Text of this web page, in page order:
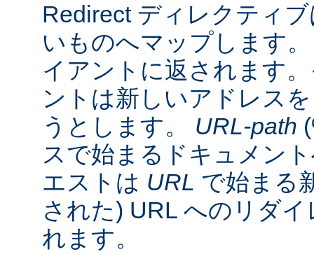
Redirect ディレクティ
いものへマップします
イアントに返されます
ントは新しいアドレス
うとします。 URL-path
スで始まるドキュメン
エストは URL で始まる
された) URL へのリダ
れます。